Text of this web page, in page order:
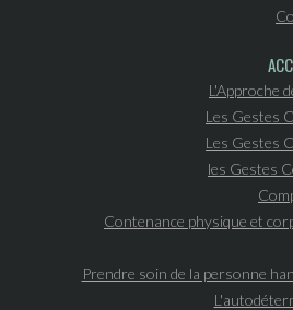
L'Approche
Les Gestes
Les Gestes
les Gestes
Contenance physique et
Prendre soin de la personne